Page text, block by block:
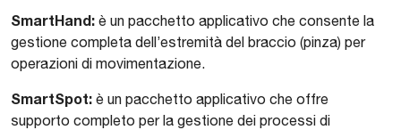
SmartHand: è un pacchetto applicativo che consente la
gestione completa dell’estremità del braccio (pinza) per
operazioni di movimentazione.
SmartSpot: è un pacchetto applicativo che offre
supporto completo per la gestione dei processi di